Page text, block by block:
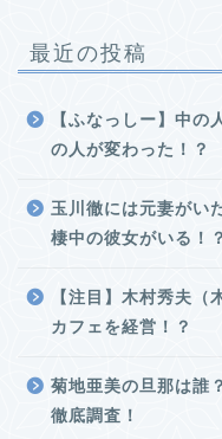
最近の投稿
【ふなっしー】中の
の人が変わった！？
玉川徹には元妻がい
棲中の彼女がいる！？
【注目】木村秀夫（
カフェを経営！？
菊地亜美の旦那は誰
徹底調査！